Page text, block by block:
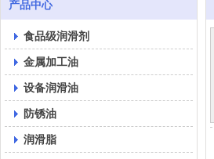
产品中心
食品级润滑剂
金属加工油
设备润滑油
防锈油
润滑脂